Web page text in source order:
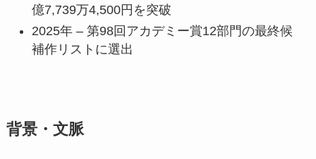
億7,739万4,500円を突破
2025年 – 第98回アカデミー賞12部門の最終候
補作リストに選出
背景・文脈